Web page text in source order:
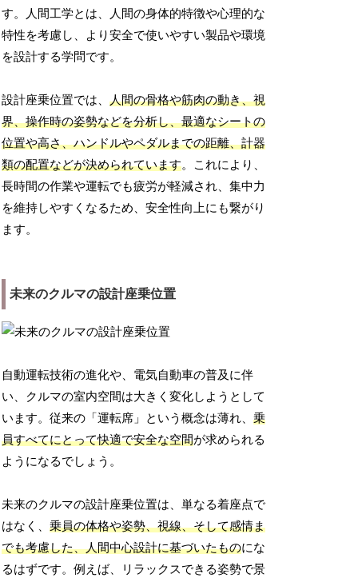
す。人間工学とは、人間の身体的特徴や心理的な
特性を考慮し、より安全で使いやすい製品や環境
を設計する学問です。
設計座乗位置では、人間の骨格や筋肉の動き、視
界、操作時の姿勢などを分析し、最適なシートの
位置や高さ、ハンドルやペダルまでの距離、計器
類の配置などが決められています。これにより、
長時間の作業や運転でも疲労が軽減され、集中力
を維持しやすくなるため、安全性向上にも繋がり
ます。
未来のクルマの設計座乗位置
自動運転技術の進化や、電気自動車の普及に伴
い、クルマの室内空間は大きく変化しようとして
います。従来の「運転席」という概念は薄れ、乗
員すべてにとって快適で安全な空間が求められる
ようになるでしょう。
未来のクルマの設計座乗位置は、単なる着座点で
はなく、乗員の体格や姿勢、視線、そして感情ま
でも考慮した、人間中心設計に基づいたものにな
るはずです。例えば、リラックスできる姿勢で景